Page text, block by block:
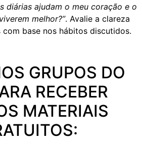
diárias ajudam o meu coração e o
melhor?”. Avalie a clareza
com base nos hábitos discutidos.
GRUPOS DO
RECEBER
MATERIAIS